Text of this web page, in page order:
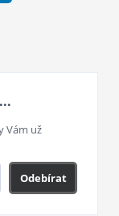
Vám už
Odebírat